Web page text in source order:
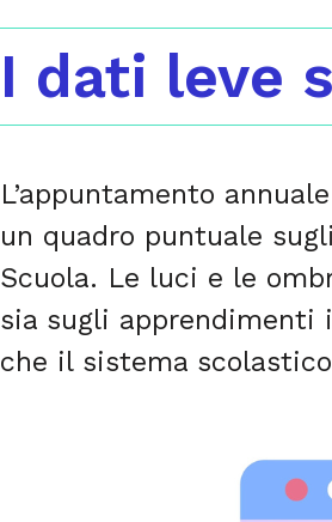
I dati leve
L’appuntamento
un quadro puntuale
Scuola. Le luci e le
sia sugli apprendimenti
che il sistema